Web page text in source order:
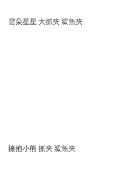
雲朵星星 大抓夾 鯊魚夾
擁抱小熊 抓夾 鯊魚夾